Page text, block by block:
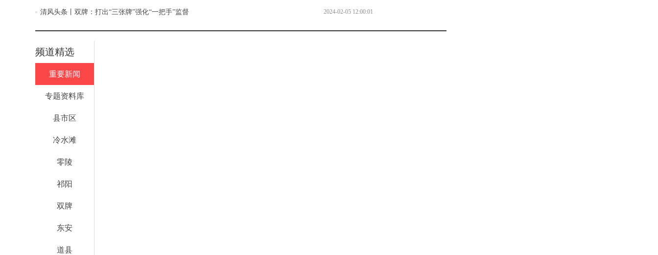
清风头条丨双牌：打出“三张牌”强化“一把手”监督 2024-02-05 12:00:01
频道精选
重要新闻
专题资料库
县市区
冷水滩
零陵
祁阳
双牌
东安
道县